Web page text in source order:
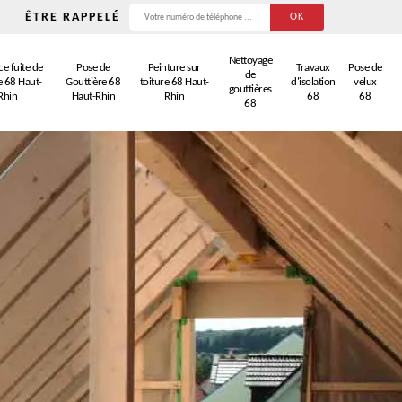
ÊTRE RAPPELÉ
fuite de
68 Haut-
Pose de
Gouttière 68
Haut-Rhin
Peinture sur
toiture 68 Haut-
Rhin
Nettoyage
de
gouttières
68
Travaux
d'isolation
68
Pose de
velux
68